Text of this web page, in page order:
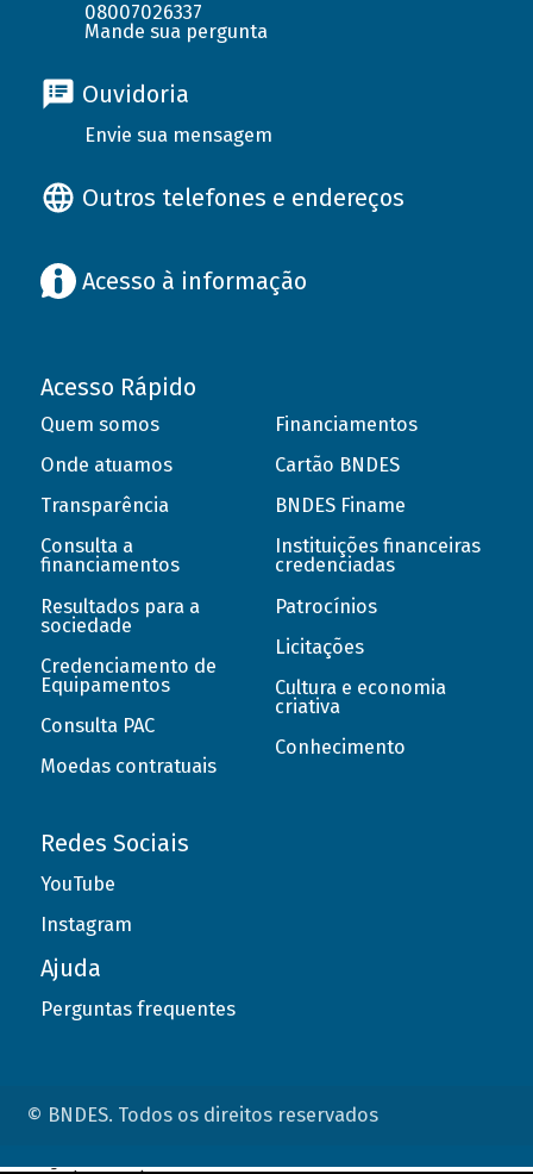
08007026337
Mande sua pergunta
Ouvidoria
Envie sua mensagem
Outros telefones e endereços
Acesso à informação
Acesso Rápido
Quem somos
Onde atuamos
Transparência
Consulta a
financiamentos
Resultados para a
sociedade
Credenciamento de
Equipamentos
Consulta PAC
Moedas contratuais
Financiamentos
Cartão BNDES
BNDES Finame
Instituições financeiras
credenciadas
Patrocínios
Licitações
Cultura e economia
criativa
Conhecimento
Redes Sociais
YouTube
Instagram
Ajuda
Perguntas frequentes
© BNDES. Todos os direitos reservados